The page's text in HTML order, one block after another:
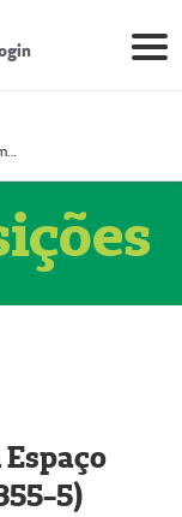
Prestador Mosaicum Espaço Clínico Eireli (51004355-5)
5)